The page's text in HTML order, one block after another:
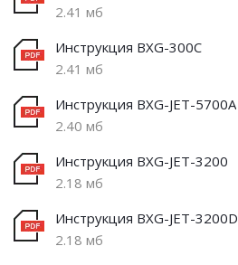
2.41 мб
Инструкция BXG-300С
2.41 мб
Инструкция BXG-JET-5700A
2.40 мб
Инструкция BXG-JET-3200
2.18 мб
Инструкция BXG-JET-3200D
2.18 мб